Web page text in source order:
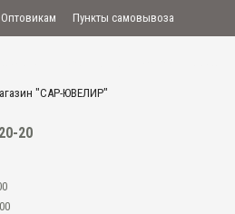
Оптовикам Пункты самовывоза
20